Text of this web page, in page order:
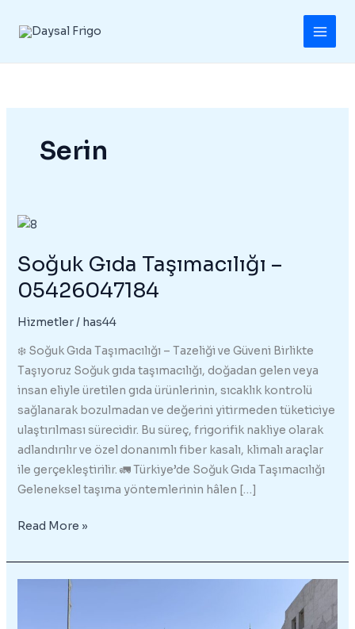
atla
Serin
Soğuk Gıda Taşımacılığı –
05426047184
Hizmetler/ has44
❄️ Soğuk Gıda Taşımacılığı – Tazeliği ve Güveni Birlikte
Taşıyoruz Soğuk gıda taşımacılığı, doğadan gelen veya
insan eliyle üretilen gıda ürünlerinin, sıcaklık kontrolü
sağlanarak bozulmadan ve değerini yitirmeden tüketiciye
ulaştırılması sürecidir. Bu süreç, frigorifik nakliye olarak
adlandırılır ve özel donanımlı fiber kasalı, klimalı araçlar
ile gerçekleştirilir. 🚛 Türkiye’de Soğuk Gıda Taşımacılığı
Geleneksel taşıma yöntemlerinin hâlen […]
Soğuk
Taşımacılığı
05426047184
Read More »